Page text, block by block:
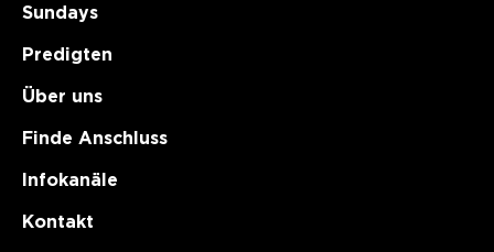
Sundays
Predigten
Über uns
Finde Anschluss
Infokanäle
Kontakt